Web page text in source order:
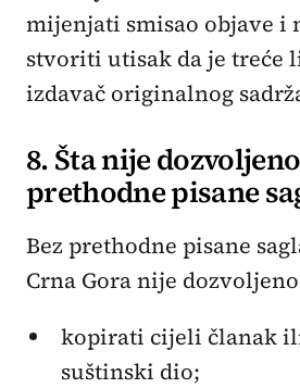
mijenjati smisao objave i
stvoriti utisak da je treće
izdavač originalnog
8. Šta nije
prethodne pisane
Bez prethodne pisane
Crna Gora nije
kopirati cijeli članak
suštinski dio;